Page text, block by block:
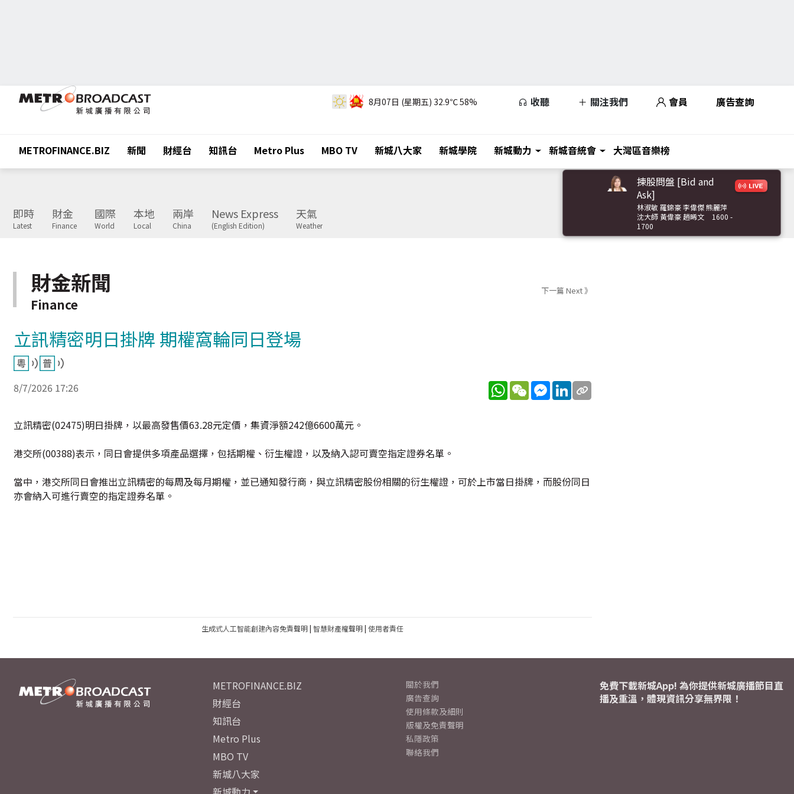
8月07日 (星期五) 32.9℃58% 收聽 關注我們 會員 廣告查詢
METROFINANCE.BIZ 新聞 財經台 知訊台 Metro Plus MBO TV 新城八大家 新城學院 新城動力 新城音統會 大灣區音樂榜
即時
Latest
財金
Finance
國際
World
本地
Local
兩岸
China
News Express
(English Edition)
天氣
Weather
揀股問盤 [Bid and
Ask]
林淑敏 羅錦豪 李偉傑 熊麗萍
沈大師 黃偉豪 趙晞文
1600 -
1700
財金新聞
Finance
下一篇 Next 》
立訊精密明日掛牌 期權窩輪同日登場
8/7/2026 17:26 WhatsApp
WeChatMessenger
LinkedIn
立訊精密(02475)明日掛牌，以最高發售價63.28元定價，集資淨額242億6600萬元。
港交所(00388)表示，同日會提供多項產品選擇，包括期權、衍生權證，以及納入認可賣空指定證券名單。
當中，港交所同日會推出立訊精密的每周及每月期權，並已通知發行商，與立訊精密股份相關的衍生權證，可於上市當日掛牌，而股份同日
亦會納入可進行賣空的指定證券名單。
生成式人工智能創建內容免責聲明| 智慧財產權聲明| 使用者責任
METROFINANCE.BIZ
財經台
知訊台
Metro Plus
MBO TV
新城八大家
關於我們
廣告查詢
使用條款及細則
版權及免責聲明
私隱政策
聯絡我們
免費下載新城App! 為你提供新城廣播節目直
播及重溫，體現資訊分享無界限！